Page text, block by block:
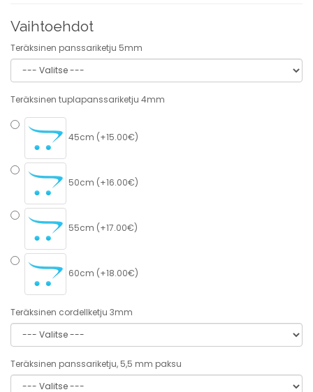
Vaihtoehdot
Teräksinen panssariketju 5mm
Teräksinen tuplapanssariketju 4mm
45cm (+15.00€)
50cm (+16.00€)
55cm (+17.00€)
60cm (+18.00€)
Teräksinen cordellketju 3mm
Teräksinen panssariketju, 5,5 mm paksu